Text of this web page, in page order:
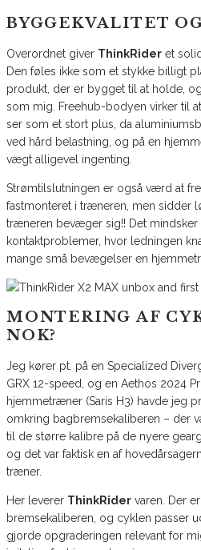
BYGGEKVALITET
Overordnet giver ThinkRider et
Den føles ikke som et stykke billigt
produkt, der er bygget til at holde,
som mig. Freehub-bodyen virker til
ser som et stort plus, da
ved hård belastning, og på en
vægt alligevel ingenting.
Strømtilslutningen er også værd at
fastmonteret i træneren, men sidder
træneren bevæger sig!! Det
kontaktproblemer, hvor ledningen
mange små bevægelser en
MONTERING AF
NOK?
Jeg kører pt. på en Specialized
GRX 12-speed, og en Aethos 2024
hjemmetræner (Saris H3) havde jeg
omkring bagbremsekaliberen – der
til de større kalibre på de nyere
og det var faktisk en af
træner.
Her leverer ThinkRider varen. Der
bremsekaliberen, og cyklen passer
gjorde opgraderingen relevant for